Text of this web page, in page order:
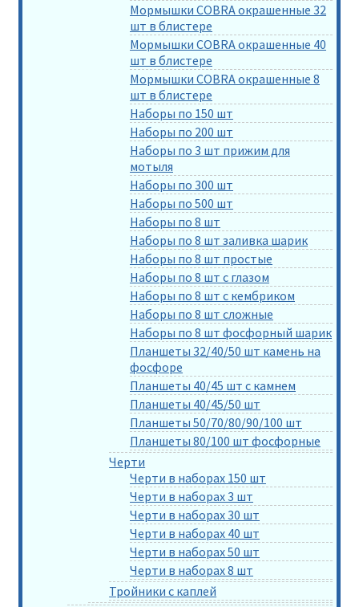
Мормышки COBRA окрашенные 32
шт в блистере
Мормышки COBRA окрашенные 40
шт в блистере
Мормышки COBRA окрашенные 8
шт в блистере
Наборы по 150 шт
Наборы по 200 шт
Наборы по 3 шт прижим для
мотыля
Наборы по 300 шт
Наборы по 500 шт
Наборы по 8 шт
Наборы по 8 шт заливка шарик
Наборы по 8 шт простые
Наборы по 8 шт с глазом
Наборы по 8 шт с кембриком
Наборы по 8 шт сложные
Наборы по 8 шт фосфорный шарик
Планшеты 32/40/50 шт камень на
фосфоре
Планшеты 40/45 шт с камнем
Планшеты 40/45/50 шт
Планшеты 50/70/80/90/100 шт
Планшеты 80/100 шт фосфорные
Черти
Черти в наборах 150 шт
Черти в наборах 3 шт
Черти в наборах 30 шт
Черти в наборах 40 шт
Черти в наборах 50 шт
Черти в наборах 8 шт
Тройники с каплей